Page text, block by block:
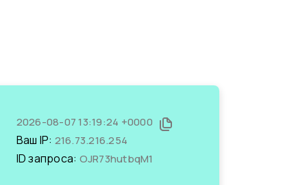
2026-08-07 13:19:24 +0000
Ваш IP: 216.73.216.254
ID запроса: OJR73hutbqM1